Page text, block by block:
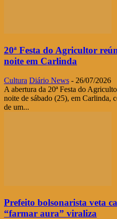
20ª Festa do Agricultor
noite em Carlinda
Cultura Diário News - 26/07/2026
A abertura da 20ª Festa do
noite de sábado (25), em Carlinda,
de um...
Prefeito bolsonarista veta
“farmar aura” viraliza